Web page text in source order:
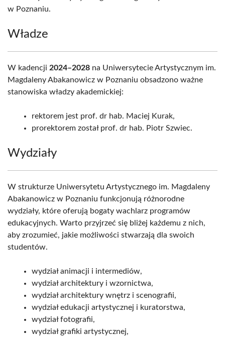
w Poznaniu.
Władze
W kadencji 2024–2028 na Uniwersytecie Artystycznym im.
Magdaleny Abakanowicz w Poznaniu obsadzono ważne
stanowiska władzy akademickiej:
rektorem jest prof. dr hab. Maciej Kurak,
prorektorem został prof. dr hab. Piotr Szwiec.
Wydziały
W strukturze Uniwersytetu Artystycznego im. Magdaleny
Abakanowicz w Poznaniu funkcjonują różnorodne
wydziały, które oferują bogaty wachlarz programów
edukacyjnych. Warto przyjrzeć się bliżej każdemu z nich,
aby zrozumieć, jakie możliwości stwarzają dla swoich
studentów.
wydział animacji i intermediów,
wydział architektury i wzornictwa,
wydział architektury wnętrz i scenografii,
wydział edukacji artystycznej i kuratorstwa,
wydział fotografii,
wydział grafiki artystycznej,